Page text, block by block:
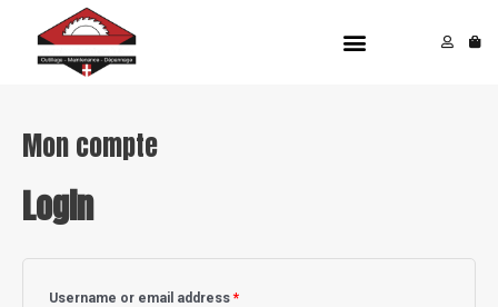
contenu
Menu
Mon compte
Login
Username or email address*